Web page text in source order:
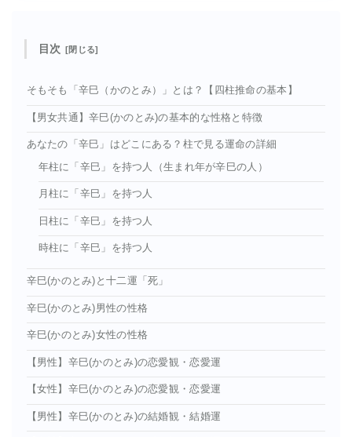
目次
そもそも「辛巳（かのとみ）」とは？【四柱推命の基本】
【男女共通】辛巳(かのとみ)の基本的な性格と特徴
あなたの「辛巳」はどこにある？柱で見る運命の詳細
年柱に「辛巳」を持つ人（生まれ年が辛巳の人）
月柱に「辛巳」を持つ人
日柱に「辛巳」を持つ人
時柱に「辛巳」を持つ人
辛巳(かのとみ)と十二運「死」
辛巳(かのとみ)男性の性格
辛巳(かのとみ)女性の性格
【男性】辛巳(かのとみ)の恋愛観・恋愛運
【女性】辛巳(かのとみ)の恋愛観・恋愛運
【男性】辛巳(かのとみ)の結婚観・結婚運